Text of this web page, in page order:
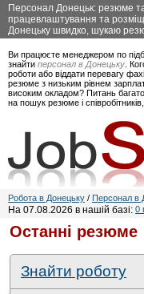
Персонал Донецьк: резюме та
працевлаштування та
Донецьку швидко, шукаю
Ви працюєте менеджером по
знайти персонал в Донецьку .
роботи або віддати перевагу
резюме з низьким рівнем
високим окладом? Питань
на пошук резюме і
Робота в Донецьку / Персонал в
На 07.08.2026 в нашій базі: 0
Останні резюме
Знайти роботу